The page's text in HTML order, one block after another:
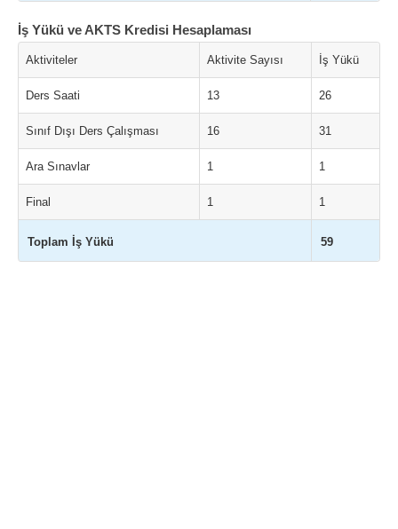
İş Yükü ve AKTS Kredisi Hesaplaması
Aktiviteler Aktivite Sayısı İş Yükü
Ders Saati 13 26
Sınıf Dışı Ders Çalışması 16 31
Ara Sınavlar 1 1
Final 1 1
Toplam İş Yükü 59